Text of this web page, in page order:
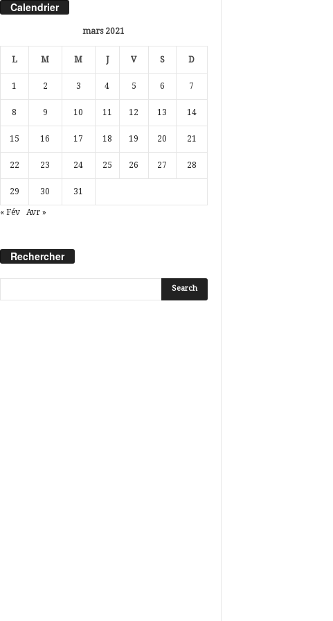
Calendrier
mars 2021
L M M J V S D
1 2 3 4 5 6 7
8 9 10 11 12 13 14
15 16 17 18 19 20 21
22 23 24 25 26 27 28
29 30 31
« Fév Avr »
Rechercher